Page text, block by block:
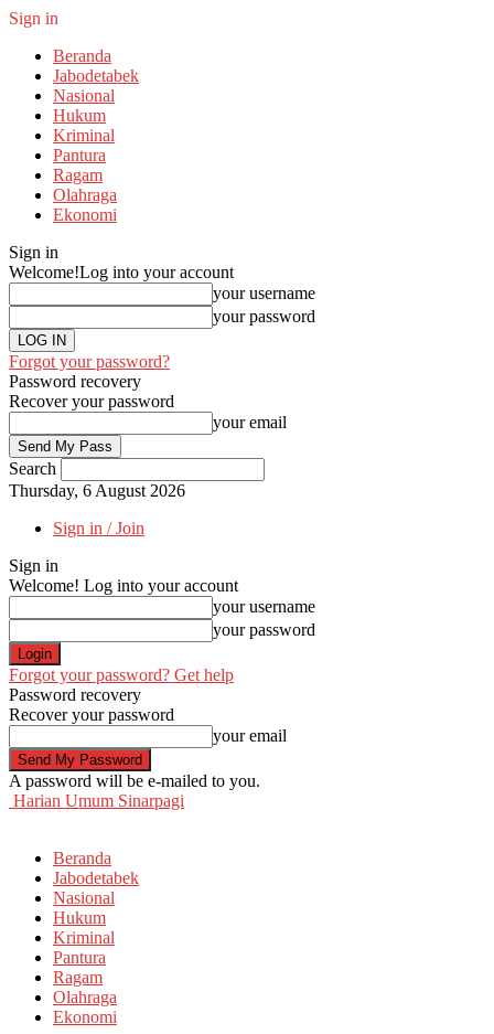
Sign in
Beranda
Jabodetabek
Nasional
Hukum
Kriminal
Pantura
Ragam
Olahraga
Ekonomi
Sign in
Welcome!Log into your account
your username
your password
Forgot your password?
Password recovery
Recover your password
your email
Search
Thursday, 6 August 2026
Sign in / Join
Sign in
Welcome! Log into your account
your username
your password
Forgot your password? Get help
Password recovery
Recover your password
your email
A password will be e-mailed to you.
Harian Umum Sinarpagi
Beranda
Jabodetabek
Nasional
Hukum
Kriminal
Pantura
Ragam
Olahraga
Ekonomi